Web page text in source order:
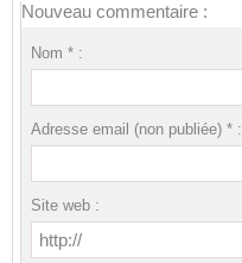
Nouveau commentaire :
Nom * :
Adresse email (non publiée) * :
Site web :